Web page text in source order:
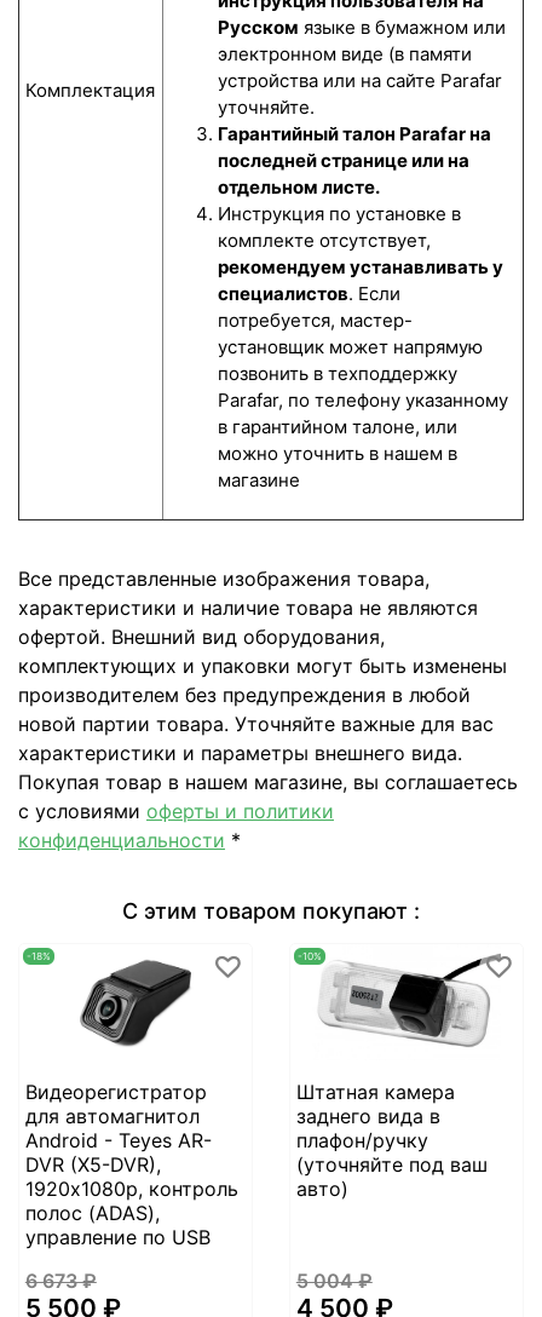
Комплектация
Русском языке в бумажном или
электронном виде (в памяти
устройства или на сайте Parafar
уточняйте.
Гарантийный талон Parafar на
последней странице или на
отдельном листе.
Инструкция по установке в
комплекте отсутствует,
рекомендуем устанавливать у
специалистов. Если
потребуется, мастер-
установщик может напрямую
позвонить в техподдержку
Parafar, по телефону указанному
в гарантийном талоне, или
можно уточнить в нашем в
магазине
Все представленные изображения товара,
характеристики и наличие товара не являются
офертой. Внешний вид оборудования,
комплектующих и упаковки могут быть изменены
производителем без предупреждения в любой
новой партии товара. Уточняйте важные для вас
характеристики и параметры внешнего вида.
Покупая товар в нашем магазине, вы соглашаетесь
с условиями оферты и политики
конфиденциальности *
С этим товаром покупают :
-18%
Видеорегистратор
для автомагнитол
Android - Teyes AR-
DVR (X5-DVR),
1920х1080p, контроль
полос (ADAS),
управление по USB
6 673 ₽
5 500 ₽
-10%
Штатная камера
заднего вида в
плафон/ручку
(уточняйте под ваш
авто)
5 004 ₽
4 500 ₽